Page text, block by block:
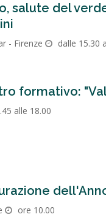
salute del
- Firenze dalle 15.30
formativo:
alle 18.00
ore 10.00